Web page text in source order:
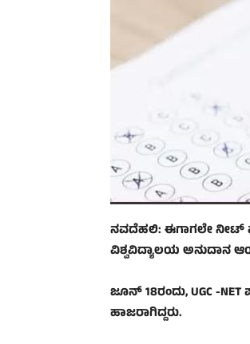
ನವದೆಹಲಿ: ಈಗಾಗಲೇ ನೀಟ್
ವಿಶ್ವವಿದ್ಯಾಲಯ ಅನುದಾನ
ಜೂನ್ 18ರಂದು, UGC -NET
ಹಾಜರಾಗಿದ್ದರು.